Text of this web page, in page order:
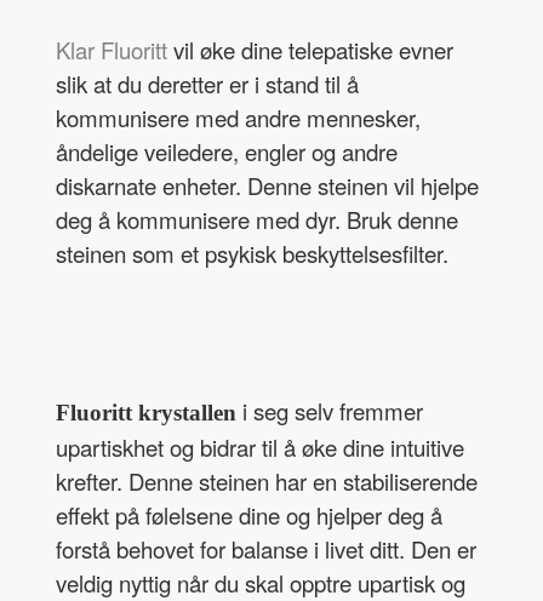
Klar Fluorittvil øke dine telepatiske evner
slik at du deretter er i stand til å
kommunisere med andre mennesker,
åndelige veiledere, engler og andre
diskarnate enheter. Denne steinen vil hjelpe
deg å kommunisere med dyr. Bruk denne
steinen som et psykisk beskyttelsesfilter.
Fluoritt krystallen i seg selv fremmer
upartiskhet og bidrar til å øke dine intuitive
krefter. Denne steinen har en stabiliserende
effekt på følelsene dine og hjelper deg å
forstå behovet for balanse i livet ditt. Den er
veldig nyttig når du skal opptre upartisk og